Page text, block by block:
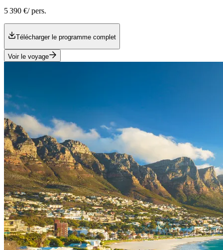
5 390 €/ pers.
Télécharger le programme complet
Voir le voyage